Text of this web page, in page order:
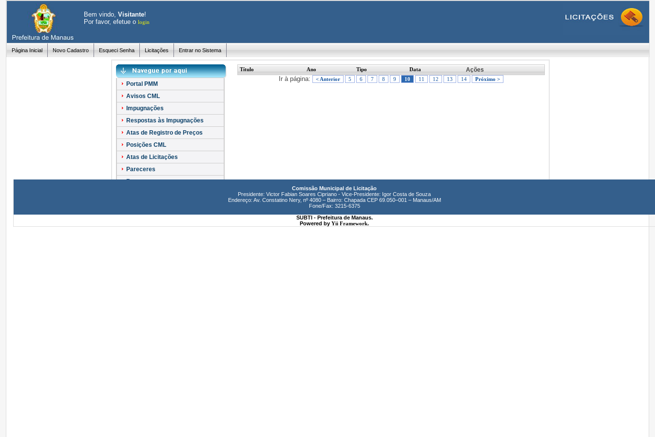
Bem vindo,Visitante!
Por favor, efetue ologin
Página Inicial Novo Cadastro Esqueci Senha Licitações Entrar no Sistema
Portal PMM
Avisos CML
Impugnações
Respostas às Impugnações
Atas de Registro de Preços
Posições CML
Atas de Licitações
Pareceres
Recursos
Título Ano Tipo Data Ações
Ir à página: < Anterior 5 6 7 8 9 10 11 12 13 14 Próximo >
Comissão Municipal de Licitação
Presidente: Victor Fabian Soares Cipriano - Vice-Presidente: Igor Costa de Souza
Endereço: Av. Constatino Nery, nº 4080 – Bairro: Chapada CEP 69.050–001 – Manaus/AM
Fone/Fax: 3215-6375
SUBTI - Prefeitura de Manaus.
Powered byYii Framework.